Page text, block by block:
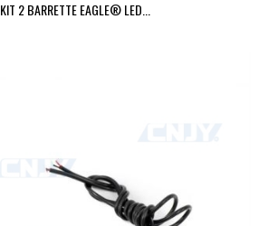
KIT 2 BARRETTE EAGLE® LED...